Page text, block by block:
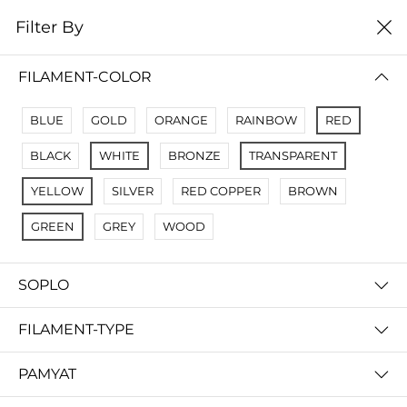
0
No Results
Not Found Filters1
Not Found Filters2
Filter By
FILAMENT-COLOR
BLUE GOLD ORANGE RAINBOW RED
BLACK WHITE BRONZE TRANSPARENT
YELLOW SILVER RED COPPER BROWN
GREEN GREY WOOD
SOPLO
FILAMENT-TYPE
PAMYAT